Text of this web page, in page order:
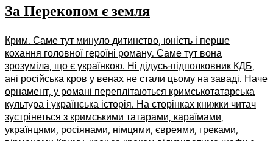
За Перекопом є земля
Крим. Саме тут минуло дитинство, юність і перше
кохання головної героїні роману. Саме тут вона
зрозуміла, що є українкою. Ні дідусь-підполковник КДБ,
ані російська кров у венах не стали цьому на заваді. Наче
орнамент, у романі переплітаються кримськотатарська
культура і українська історія. На сторінках книжки читач
зустрінеться з кримськими татарами, караїмами,
українцями, росіянами, німцями, євреями, греками,